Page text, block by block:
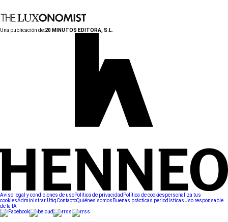
Una publicación de:20 MINUTOS EDITORA, S.L.
Aviso legal y condiciones de usoPolítica de privacidad Política de cookiespersonaliza tus
cookiesAdministrar UtiqContactoQuiénes somos Buenas prácticas periodísticasUso responsable
de la IA